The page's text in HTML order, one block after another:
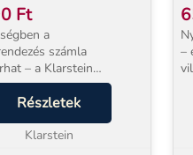
Ó,
Ft
a
számla
– a Klarstein
Air párologtatós
mindössze 45 W
hűti, párásítja és
levegőt akár 20 m²-es
Részletek
Klarstein
–